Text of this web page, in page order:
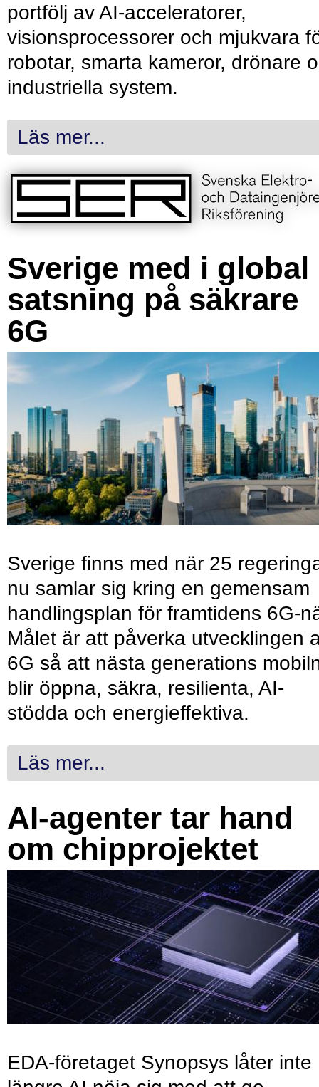
portfölj av AI-acceleratorer,
visionsprocessorer och mjukvara
robotar, smarta kameror, drönare
industriella system.
Läs mer...
Sverige med i global
satsning på säkrare
6G
Sverige finns med när 25
nu samlar sig kring en gemensam
handlingsplan för framtidens 6G-
Målet är att påverka utvecklingen
6G så att nästa generations
blir öppna, säkra, resilienta, AI-
stödda och energieffektiva.
Läs mer...
AI-agenter tar hand
om chipprojektet
EDA-företaget Synopsys låter inte